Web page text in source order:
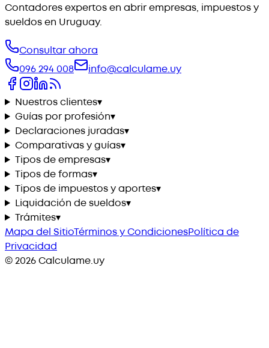
Contadores expertos en abrir empresas, impuestos y
sueldos en Uruguay.
Consultar ahora
096 294 008
info@calculame.uy
Nuestros clientes▾
Guías por profesión▾
Declaraciones juradas▾
Comparativas y guías▾
Tipos de empresas▾
Tipos de formas▾
Tipos de impuestos y aportes▾
Liquidación de sueldos▾
Trámites▾
Mapa del SitioTérminos y CondicionesPolítica de
Privacidad
©2026Calculame.uy